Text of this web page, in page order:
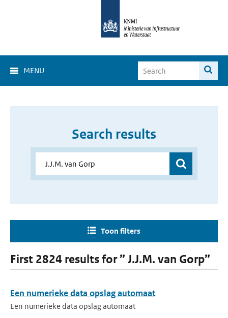
MENU
Search results
Toon filters
First 2824 results for ” J.J.M. van Gorp”
Een numerieke data opslag automaat
Een numerieke data opslag automaat